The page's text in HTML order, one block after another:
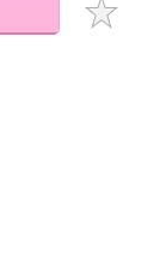
能以金石堂專屬